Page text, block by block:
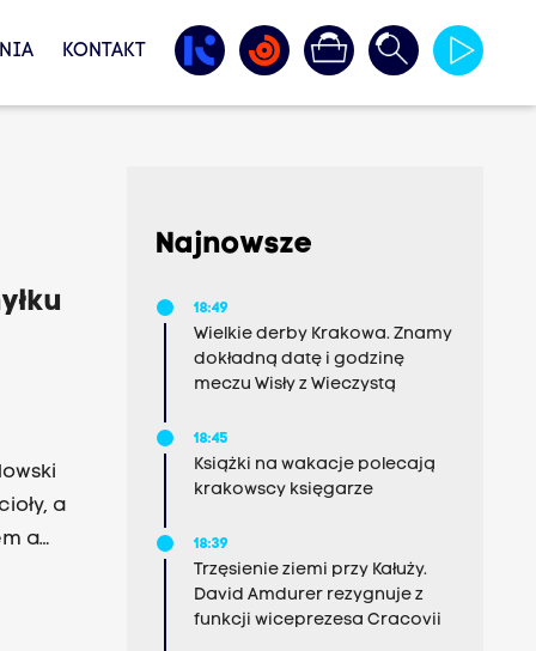
KONTAKT
a
koło
Najnowsze
18:49
Wielkie derby Krakowa. Znamy
dokładną datę i godzinę
meczu Wisły z Wieczystą
18:45
Książki na wakacje polecają
krakowscy księgarze
18:39
Trzęsienie ziemi przy Kałuży.
David Amdurer rezygnuje z
funkcji wiceprezesa Cracovii